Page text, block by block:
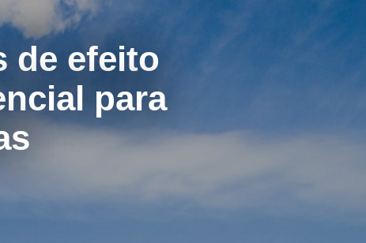
de efeito
para